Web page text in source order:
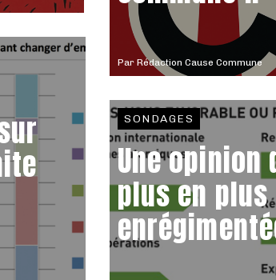
Par Rédaction Cause Commune
SONDAGES
Une opinion
plus en plus